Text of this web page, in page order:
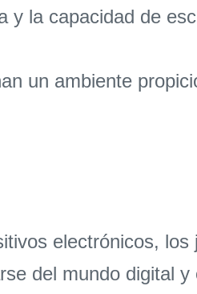
y la capacidad de
un ambiente
electrónicos,
del mundo digital